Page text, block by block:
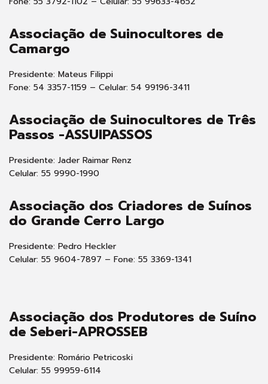
Associação de Suinocultores de
Camargo
Presidente: Mateus Filippi
Fone: 54 3357-1159 – Celular: 54 99196-3411
Associação de Suinocultores de Três
Passos -ASSUIPASSOS
Presidente: Jader Raimar Renz
Celular: 55 9990-1990
Associação dos Criadores de Suínos
do Grande Cerro Largo
Presidente: Pedro Heckler
Celular: 55 9604-7897 – Fone: 55 3369-1341
Associação dos Produtores de Suíno
de Seberi-APROSSEB
Presidente: Romário Petricoski
Celular: 55 99959-6114